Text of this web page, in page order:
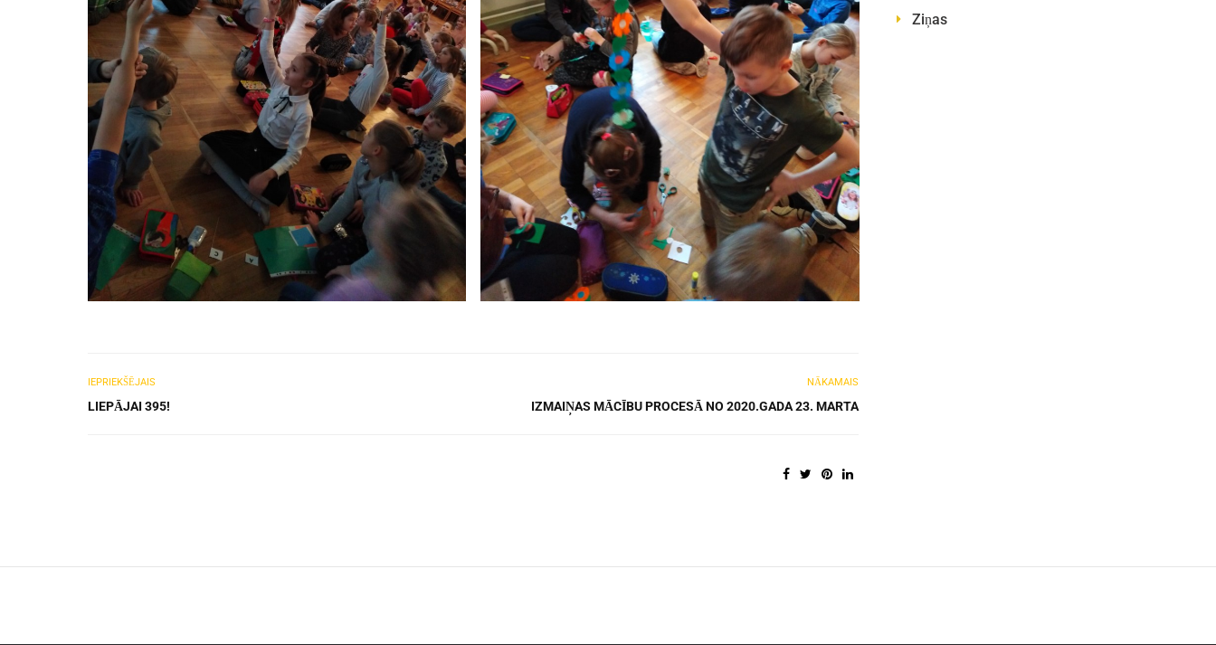
IEPRIEKŠĒJAIS
LIEPĀJAI 395!
NĀKAMAIS
IZMAIŅAS MĀCĪBU PROCESĀ NO 2020.GADA 23. MARTA
Ziņas